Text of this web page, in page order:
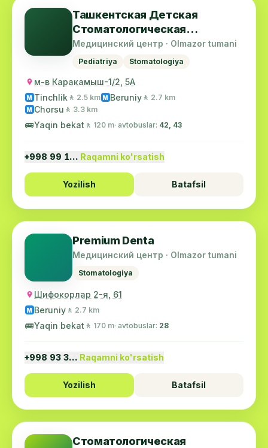
Ташкентская Детская
Стоматологическая
Поликлиника №5
Медицинский центр · Olmazor tumani
Pediatriya Stomatologiya
м-в Каракамыш-1/2, 5А
M Tinchlik 🚶 2.5 km M Beruniy 🚶 2.7 km
M Chorsu 🚶 3.3 km
🚌Yaqin bekat 🚶 120 m· avtobuslar: 42, 43
+998 99 1… Raqamni ko'rsatish
Yozilish Batafsil
Premium Denta
Медицинский центр · Olmazor tumani
Stomatologiya
Шифокорлар 2-я, 61
M Beruniy 🚶 2.7 km
🚌Yaqin bekat 🚶 170 m· avtobuslar: 28
+998 93 3… Raqamni ko'rsatish
Yozilish Batafsil
Стоматологическая